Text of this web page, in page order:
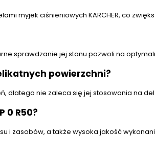
myjek ciśnieniowych KARCHER, co
sprawdzanie jej stanu pozwoli na
powierzchni?
dlatego nie zaleca się jej stosowania na
0 R50?
i zasobów, a także wysoka jakość